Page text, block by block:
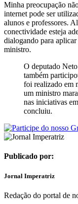
Minha preocupação
internet pode ser
alunos e professores.
conectividade esteja
dialogando para
ministro.
O deputado
também
foi realizado em
um ministro
nas iniciativas
concluiu.
Publicado por:
Jornal Imperatriz
Redação do portal de